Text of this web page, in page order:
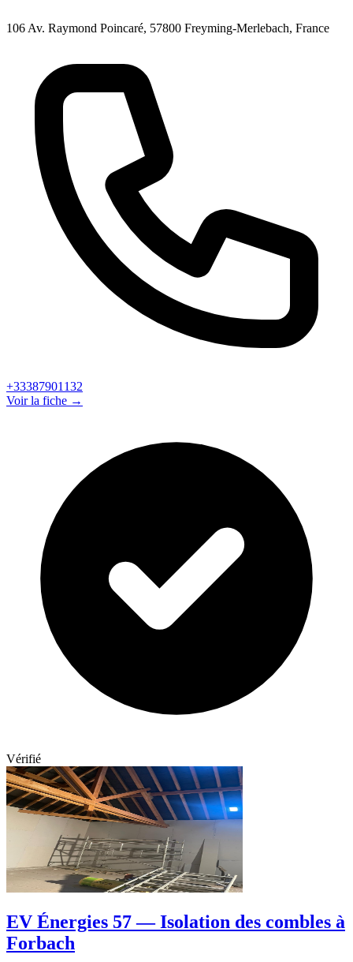
106 Av. Raymond Poincaré, 57800 Freyming-Merlebach, France
+33387901132
Voir la fiche →
Vérifié
EV Énergies 57 — Isolation des combles à
Forbach